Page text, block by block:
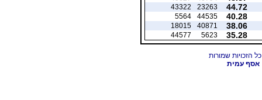
44.72
23263
43322
40.28
44535
5564
38.06
40871
18015
35.28
5623
44577
אסף עמית